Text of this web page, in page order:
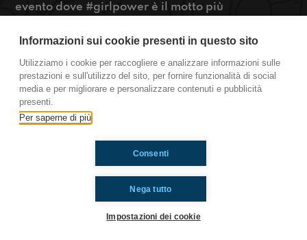
evento dove #girlpower è il motto più
intervistato l'unico ospite uomo di questi
direttore di #UNAR (Ufficio Nazionale
Antidiscriminazioni Razziali).
#OkkinSu www.radioimmaginaria.it
Ti è piaciuto? Condividilo!
Informazioni sui cookie presenti in questo sito
Utilizziamo i cookie per raccogliere e analizzare informazioni sulle
prestazioni e sull'utilizzo del sito, per fornire funzionalità di social
media e per migliorare e personalizzare contenuti e pubblicità
presenti.
Per saperne di più
Nega tutto
Consenti
Impostazioni dei cookie